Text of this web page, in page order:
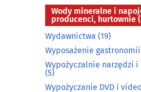
Wody mineralne i
producenci, hurtownie
Wydawnictwa (19)
Wyposażenie
Wypożyczalnie narzędzi
(5)
Wypożyczanie DVD i